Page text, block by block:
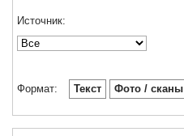
Источник:
Формат: Текст Фото / сканы